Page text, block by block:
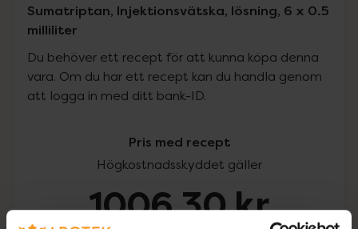
Sumatriptan, Injektionsvätska, lösning, 6 x 0.5
milliliter
Du behöver ett recept för att kunna köpa denna
vara. Om du har ett recept kan du handla genom
att logga in med ditt bank-ID.
Pris med recept
Högkostnadsskyddet gäller
1006,30 kr